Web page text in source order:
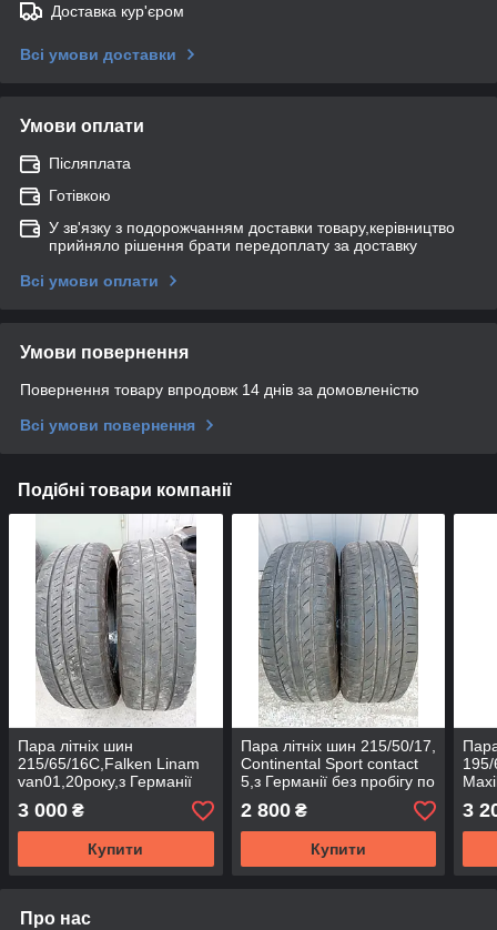
Доставка кур'єром
Всі умови доставки
Умови оплати
Післяплата
Готівкою
У зв'язку з подорожчанням доставки товару,керівництво
прийняло рішення брати передоплату за доставку
Всі умови оплати
Умови повернення
Повернення товару впродовж 14 днів за домовленістю
Всі умови повернення
Подібні товари компанії
Пара літніх шин
215/65/16С,Falken Linam
van01,20року,з Германії
без пробігу по Україні
3 000 ₴
Купити
Пара літніх шин 215/50/17,
Continental Sport contact
5,з Германії без пробігу по
Україні
2 800₴
Купити
3
Про нас